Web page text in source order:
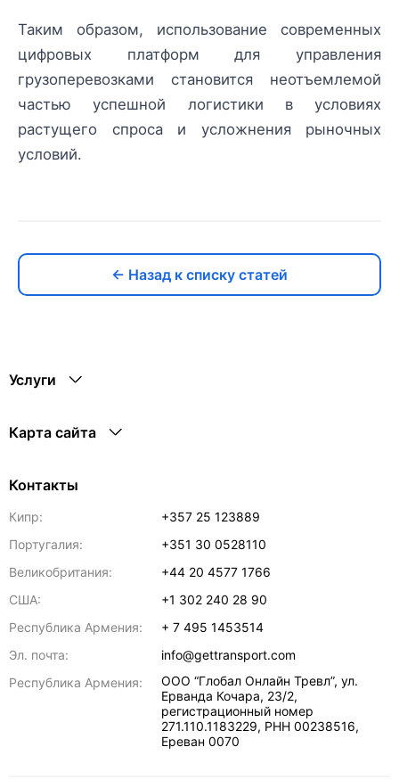
Таким образом, использование современных
цифровых платформ для управления
грузоперевозками становится неотъемлемой
частью успешной логистики в условиях
растущего спроса и усложнения рыночных
условий.
← Назад к списку статей
Услуги
Карта сайта
Контакты
Кипр:
+357 25 123889
Португалия:
+351 30 0528110
Великобритания:
+44 20 4577 1766
США:
+1 302 240 28 90
Республика Армения:
+ 7 495 1453514
Эл. почта:
info@gettransport.com
Республика Армения:
ООО “Глобал Онлайн Тревл”, ул.
Ерванда Кочара, 23/2,
регистрационный номер
271.110.1183229, РНН 00238516,
Ереван 0070